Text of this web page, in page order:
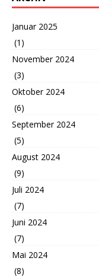
Januar 2025
(1)
November 2024
(3)
Oktober 2024
(6)
September 2024
(5)
August 2024
(9)
Juli 2024
(7)
Juni 2024
(7)
Mai 2024
(8)